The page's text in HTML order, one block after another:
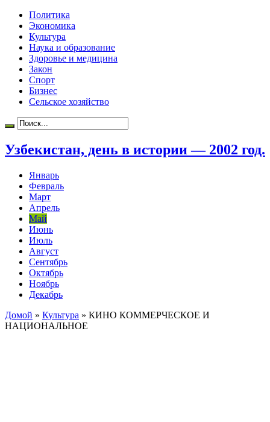
Политика
Экономика
Культура
Наука и образование
Здоровье и медицина
Закон
Спорт
Бизнес
Сельское хозяйство
Узбекистан, день в истории — 2002 год.
Январь
Февраль
Март
Апрель
Май
Июнь
Июль
Август
Сентябрь
Октябрь
Ноябрь
Декабрь
Домой » Культура » КИНО КОММЕРЧЕСКОЕ И
НАЦИОНАЛЬНОЕ